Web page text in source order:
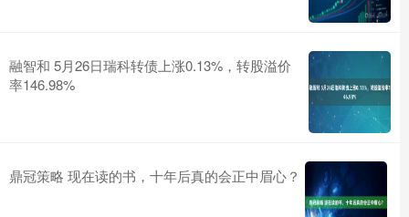
融智和 5月26日瑞科转债上涨0.13%，转股溢价
率146.98%
鼎冠策略 现在读的书，十年后真的会正中眉心？